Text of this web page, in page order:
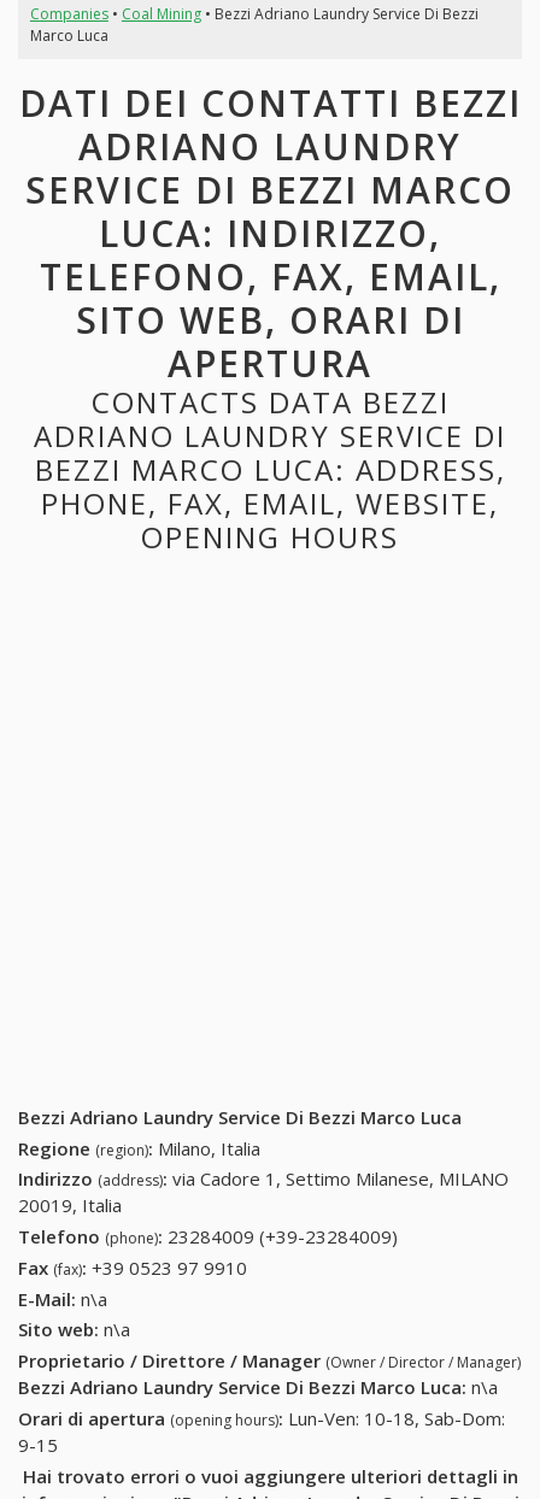
Companies• Coal Mining• Bezzi Adriano Laundry Service Di Bezzi
Marco Luca
DATI DEI CONTATTI BEZZI
ADRIANO LAUNDRY
SERVICE DI BEZZI MARCO
LUCA: INDIRIZZO,
TELEFONO, FAX, EMAIL,
SITO WEB, ORARI DI
APERTURA
CONTACTS DATA BEZZI
ADRIANO LAUNDRY SERVICE DI
BEZZI MARCO LUCA: ADDRESS,
PHONE, FAX, EMAIL, WEBSITE,
OPENING HOURS
Bezzi Adriano Laundry Service Di Bezzi Marco Luca
Regione (region): Milano, Italia
Indirizzo (address): via Cadore 1, Settimo Milanese, MILANO
20019, Italia
Telefono (phone): 23284009 (+39-23284009)
Fax (fax): +39 0523 97 9910
E-Mail: n\a
Sito web: n\a
Proprietario / Direttore / Manager (Owner / Director / Manager)
Bezzi Adriano Laundry Service Di Bezzi Marco Luca: n\a
Orari di apertura (opening hours): Lun-Ven: 10-18, Sab-Dom:
9-15
Hai trovato errori o vuoi aggiungere ulteriori dettagli in